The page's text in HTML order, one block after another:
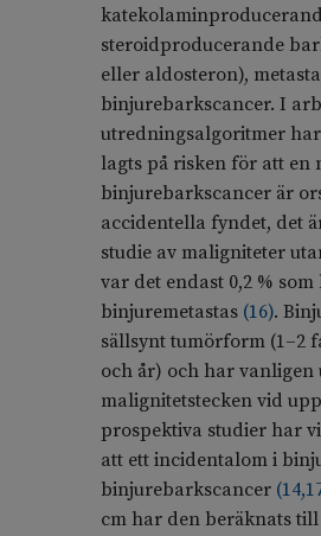
steroidproducerande
eller aldosteron),
binjurebarkscancer. I
utredningsalgoritmer
lagts på risken för att en
binjurebarkscancer är
accidentella fyndet, det
studie av maligniteter
var det endast 0,2 %
binjuremetastas (16).
sällsynt tumörform (1–2
och år) och har vanligen
malignitetstecken vid
prospektiva studier har
att ett incidentalom i
binjurebarkscancer (14,
cm har den beräknats